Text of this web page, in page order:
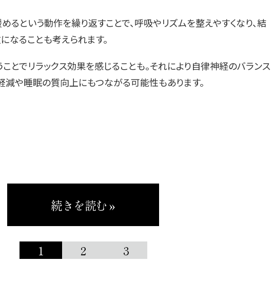
という動作を繰り返すことで、呼吸やリズムを整えやすくなり、結
ることも考えられます。
とでリラックス効果を感じることも。それにより自律神経のバランス
減や睡眠の質向上にもつながる可能性もあります。
続きを読む »
1 2 3